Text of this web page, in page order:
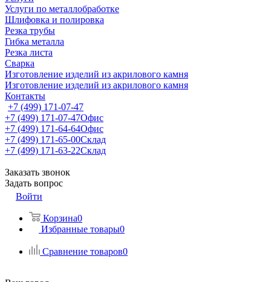
Услуги по металлобработке
Шлифовка и полировка
Резка трубы
Гибка металла
Резка листа
Сварка
Изготовление изделий из акрилового камня
Изготовление изделий из акрилового камня
Контакты
+7 (499) 171-07-47
+7 (499) 171-07-47Офис
+7 (499) 171-64-64Офис
+7 (499) 171-65-00Склад
+7 (499) 171-63-22Склад
Заказать звонок
Задать вопрос
Войти
Корзина0
Избранные товары0
Сравнение товаров0